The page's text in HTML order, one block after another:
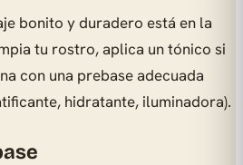
bonito y duradero está en la
tu rostro, aplica un tónico si
con una prebase adecuada
hidratante, iluminadora).